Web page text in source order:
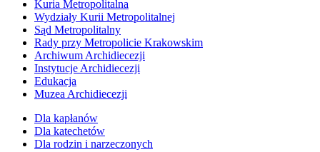
Kuria Metropolitalna
Wydziały Kurii Metropolitalnej
Sąd Metropolitalny
Rady przy Metropolicie Krakowskim
Archiwum Archidiecezji
Instytucje Archidiecezji
Edukacja
Muzea Archidiecezji
Dla kapłanów
Dla katechetów
Dla rodzin i narzeczonych